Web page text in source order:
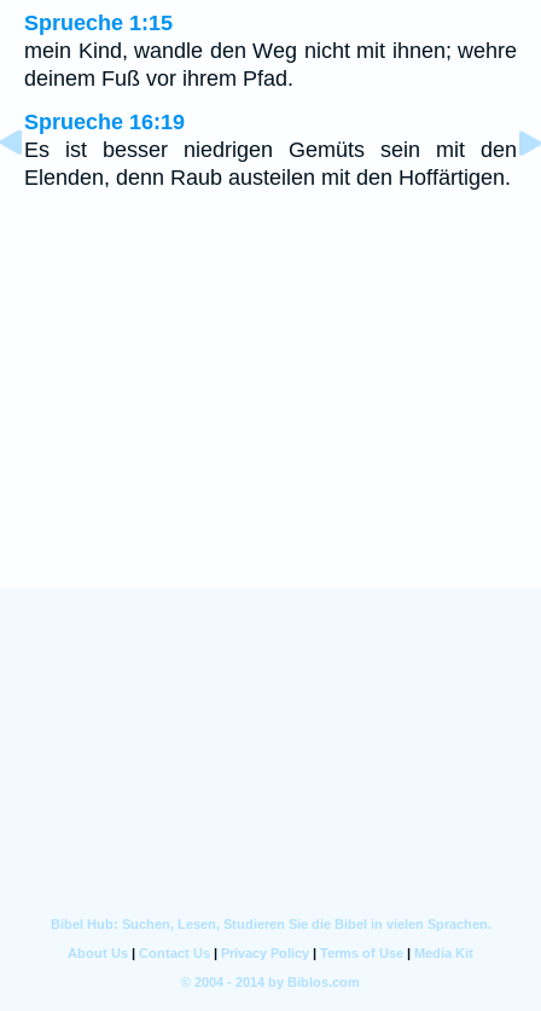
Sprueche 1:15
mein Kind, wandle den Weg nicht mit ihnen; wehre
deinem Fuß vor ihrem Pfad.
Sprueche 16:19
Es ist besser niedrigen Gemüts sein mit den
Elenden, denn Raub austeilen mit den Hoffärtigen.